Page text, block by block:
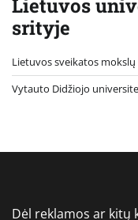
Lietuvos
srityje
Lietuvos sveikatos
Vytauto Didžiojo
Dėl reklamos ar kitų